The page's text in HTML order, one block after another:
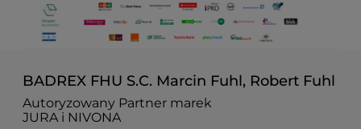
BADREX FHU S.C. Marcin Fuhl, Robert Fuhl
Autoryzowany Partner marek
JURA i NIVONA